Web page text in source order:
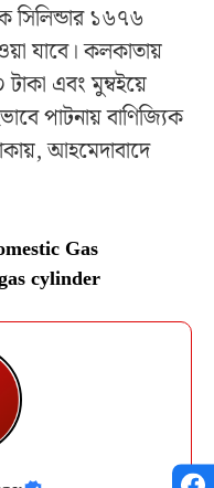
সিলিন্ডার ১৬৭৬
যাবে। কলকাতায়
এবং মুম্বইয়ে
পাটনায় বাণিজ্যিক
আহমেদাবাদে
Gas
cylinder